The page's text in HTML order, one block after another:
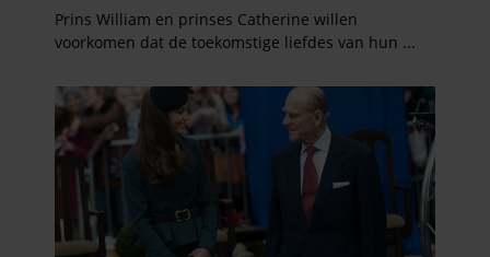
informatie die u aan ze heeft verstrekt of die ze hebben
verzameld op basis van uw gebruik van hun services. U
gebruiken.